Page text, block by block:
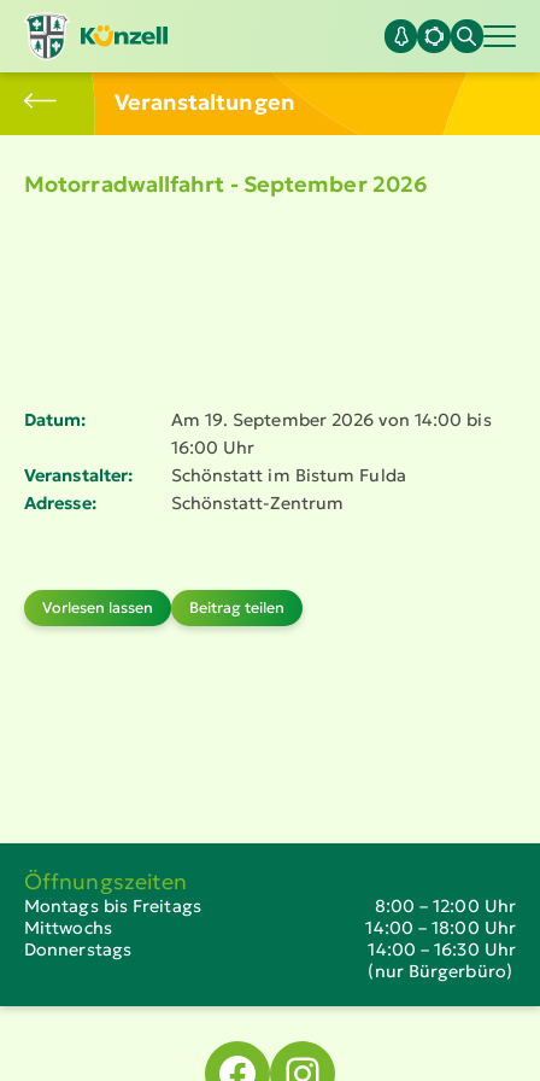
Öffnungszeiten
Montags bis Freitags
8:00 – 12:00 Uhr
Mittwochs
14:00 – 18:00 Uhr
Donnerstags
14:00 – 16:30 Uhr
(nur Bürgerbüro)
Veran­stal­tungen
Motor­rad­wall­fahrt - September 2026
Datum:
Am 19. September 2026 von 14:00 bis
16:00 Uhr
Veranstalter:
Schönstatt im Bistum Fulda
Adresse:
Schönstatt-Zentrum
Vorlesen lassen Beitrag teilen